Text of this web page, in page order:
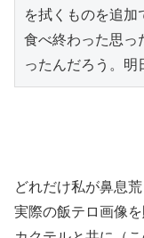
を拭くものを追加
食べ終わった思っ
ったんだろう。明
どれだけ私が鼻息
実際の飯テロ画像